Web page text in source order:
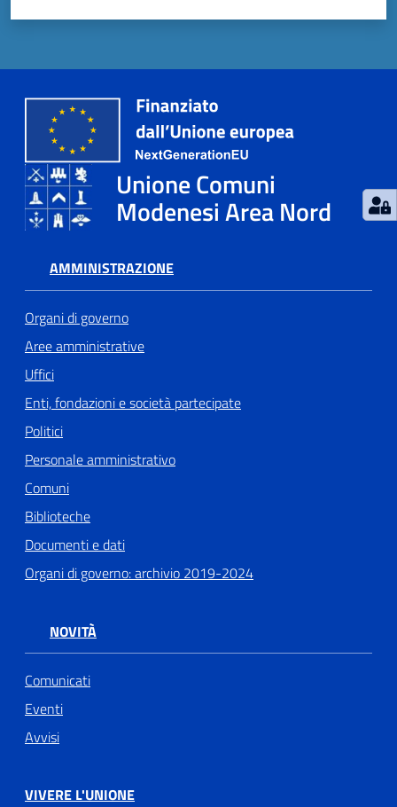
Unione Comuni
Modenesi Area Nord
AMMINISTRAZIONE
Organi di governo
Aree amministrative
Uffici
Enti, fondazioni e società partecipate
Politici
Personale amministrativo
Comuni
Biblioteche
Documenti e dati
Organi di governo: archivio 2019-2024
NOVITÀ
Comunicati
Eventi
Avvisi
VIVERE L'UNIONE